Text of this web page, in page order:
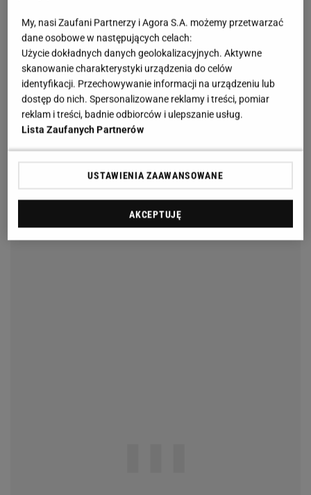
My, nasi Zaufani Partnerzy i Agora S.A. możemy przetwarzać
dane osobowe w następujących celach:
Użycie dokładnych danych geolokalizacyjnych. Aktywne
skanowanie charakterystyki urządzenia do celów
identyfikacji. Przechowywanie informacji na urządzeniu lub
dostęp do nich. Spersonalizowane reklamy i treści, pomiar
reklam i treści, badnie odbiorców i ulepszanie usług.
Lista Zaufanych Partnerów
USTAWIENIA ZAAWANSOWANE
AKCEPTUJĘ